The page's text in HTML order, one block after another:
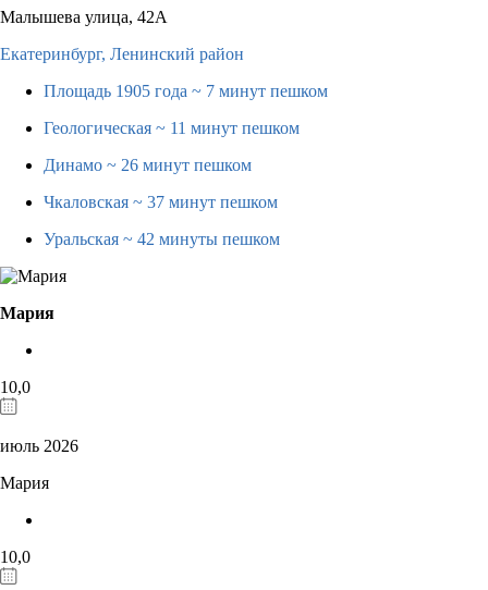
Малышева улица, 42А
Екатеринбург, Ленинский район
Площадь 1905 года ~ 7 минут пешком
Геологическая ~ 11 минут пешком
Динамо ~ 26 минут пешком
Чкаловская ~ 37 минут пешком
Уральская ~ 42 минуты пешком
Мария
10,0
июль 2026
Мария
10,0